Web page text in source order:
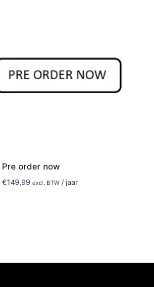
Pre order now
€149,99 excl. BTW / jaar